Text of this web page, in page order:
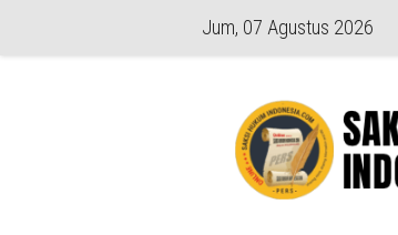
Jum, 07 Agustus 2026